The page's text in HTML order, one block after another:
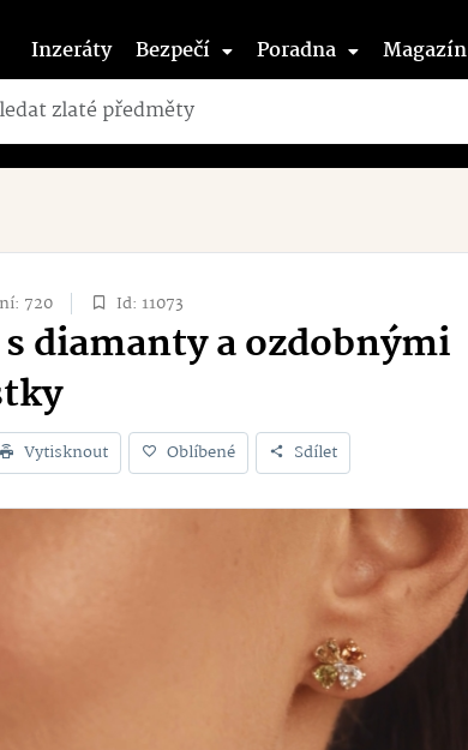
Inzeráty Bezpečí Poradna Magazín
720 Id: 11073
diamanty a ozdobnými
Vytisknout Oblíbené Sdílet